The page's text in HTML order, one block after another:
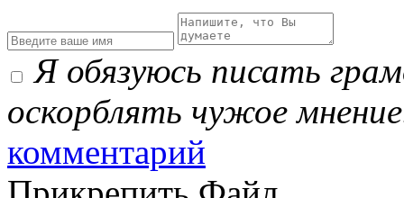
Я обязуюсь писать
оскорблять чужое
комментарий